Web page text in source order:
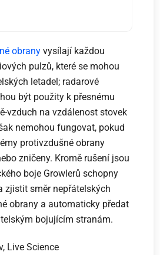
obrany vysílají každou
pulzů, které se mohou
letadel; radarové
být použity k přesnému
vzduch na vzdálenost stovek
nemohou fungovat, pokud
protivzdušné obrany
zničeny. Kromě rušení jsou
boje Growlerů schopny
zjistit směr nepřátelských
obrany a automaticky předat
bojujícím stranám.
Live Science